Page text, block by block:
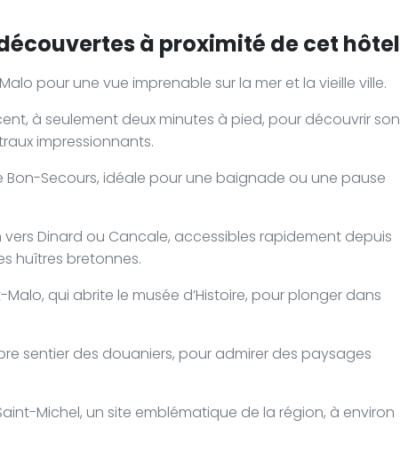
à proximité de cet hôtel
pour une vue imprenable sur la mer et la vieille ville.
à seulement deux minutes à pied, pour découvrir son
impressionnants.
Bon-Secours, idéale pour une baignade ou une pause
Dinard ou Cancale, accessibles rapidement depuis
huîtres bretonnes.
qui abrite le musée d’Histoire, pour plonger dans
sentier des douaniers, pour admirer des paysages
Michel, un site emblématique de la région, à environ